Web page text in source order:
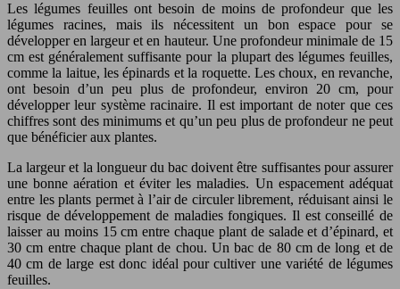
Les légumes feuilles ont besoin de moins de profondeur que les
légumes racines, mais ils nécessitent un bon espace pour se
développer en largeur et en hauteur. Une profondeur minimale de 15
cm est généralement suffisante pour la plupart des légumes feuilles,
comme la laitue, les épinards et la roquette. Les choux, en revanche,
ont besoin d’un peu plus de profondeur, environ 20 cm, pour
développer leur système racinaire. Il est important de noter que ces
chiffres sont des minimums et qu’un peu plus de profondeur ne peut
que bénéficier aux plantes.
La largeur et la longueur du bac doivent être suffisantes pour assurer
une bonne aération et éviter les maladies. Un espacement adéquat
entre les plants permet à l’air de circuler librement, réduisant ainsi le
risque de développement de maladies fongiques. Il est conseillé de
laisser au moins 15 cm entre chaque plant de salade et d’épinard, et
30 cm entre chaque plant de chou. Un bac de 80 cm de long et de
40 cm de large est donc idéal pour cultiver une variété de légumes
feuilles.